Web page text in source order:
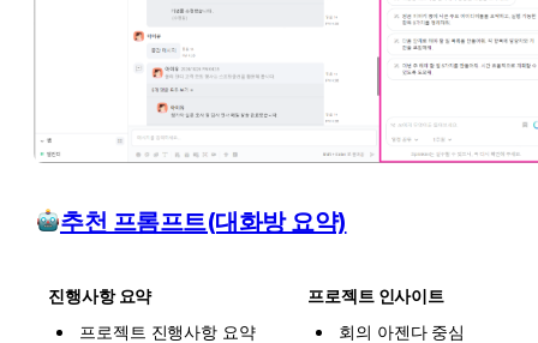
추천 프롬프트(대화방 요약)
진행사항 요약
프로젝트 진행사항 요약
프로젝트 인사이트
회의 아젠다 중심